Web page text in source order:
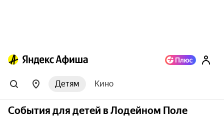
Детям Кино
События для детей в Лодейном Поле